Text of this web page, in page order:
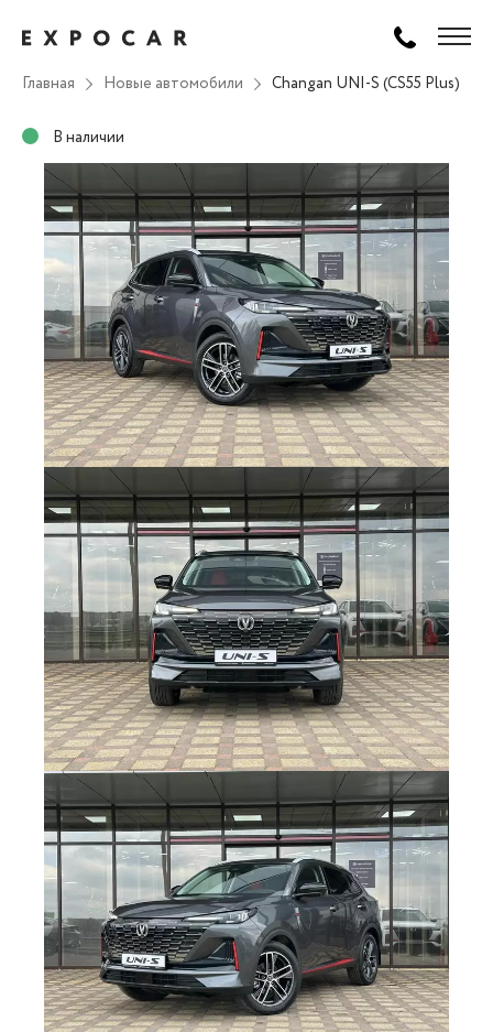
Главная Новые автомобили Changan UNI-S (CS55 Plus)
В наличии